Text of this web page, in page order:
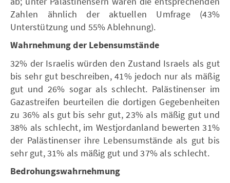
Zahlen ähnlich der aktuellen Umfrage (43%
Unterstützung und 55% Ablehnung).
Wahrnehmung der Lebensumstände
32% der Israelis würden den Zustand Israels als gut
bis sehr gut beschreiben, 41% jedoch nur als mäßig
gut und 26% sogar als schlecht. Palästinenser im
Gazastreifen beurteilen die dortigen Gegebenheiten
zu 36% als gut bis sehr gut, 23% als mäßig gut und
38% als schlecht, im Westjordanland bewerten 31%
der Palästinenser ihre Lebensumstände als gut bis
sehr gut, 31% als mäßig gut und 37% als schlecht.
Bedrohungswahrnehmung